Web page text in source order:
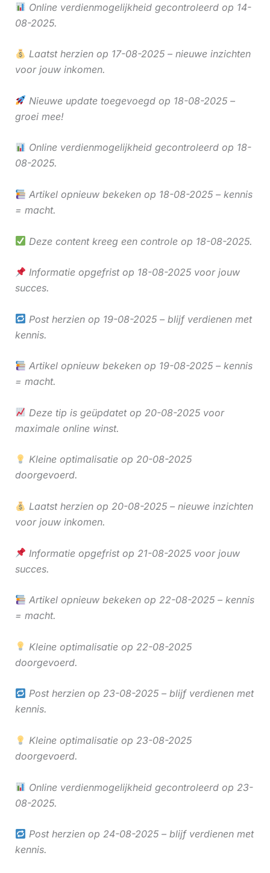
Online verdienmogelijkheid gecontroleerd op 14-
08-2025.
Laatst herzien op 17-08-2025 – nieuwe inzichten
voor jouw inkomen.
Nieuwe update toegevoegd op 18-08-2025 –
groei mee!
Online verdienmogelijkheid gecontroleerd op 18-
08-2025.
Artikel opnieuw bekeken op 18-08-2025 – kennis
= macht.
Deze content kreeg een controle op 18-08-2025.
Informatie opgefrist op 18-08-2025 voor jouw
succes.
Post herzien op 19-08-2025 – blijf verdienen met
kennis.
Artikel opnieuw bekeken op 19-08-2025 – kennis
= macht.
Deze tip is geüpdatet op 20-08-2025 voor
maximale online winst.
Kleine optimalisatie op 20-08-2025
doorgevoerd.
Laatst herzien op 20-08-2025 – nieuwe inzichten
voor jouw inkomen.
Informatie opgefrist op 21-08-2025 voor jouw
succes.
Artikel opnieuw bekeken op 22-08-2025 – kennis
= macht.
Kleine optimalisatie op 22-08-2025
doorgevoerd.
Post herzien op 23-08-2025 – blijf verdienen met
kennis.
Kleine optimalisatie op 23-08-2025
doorgevoerd.
Online verdienmogelijkheid gecontroleerd op 23-
08-2025.
Post herzien op 24-08-2025 – blijf verdienen met
kennis.